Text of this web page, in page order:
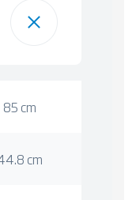
85 cm
cm